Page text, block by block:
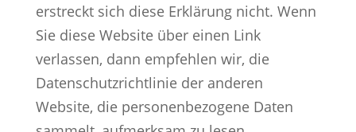
erstreckt sich diese Erklärung nicht. Wenn
Sie diese Website über einen Link
verlassen, dann empfehlen wir, die
Datenschutzrichtlinie der anderen
Website, die personenbezogene Daten